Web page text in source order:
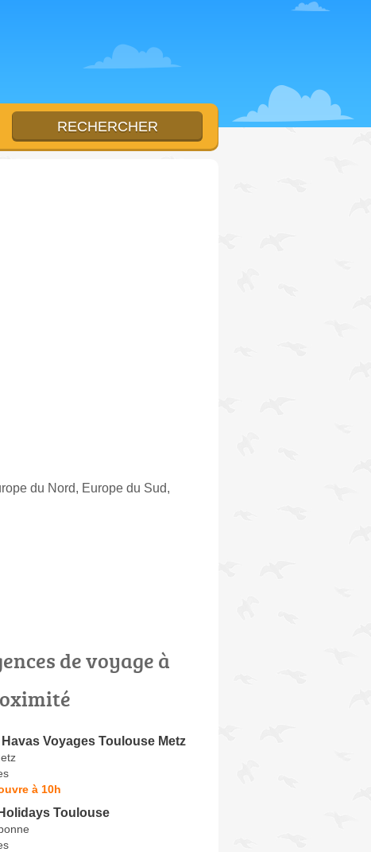
du Nord, Europe du Sud,
de voyage à
Voyages Toulouse Metz
à 10h
Toulouse